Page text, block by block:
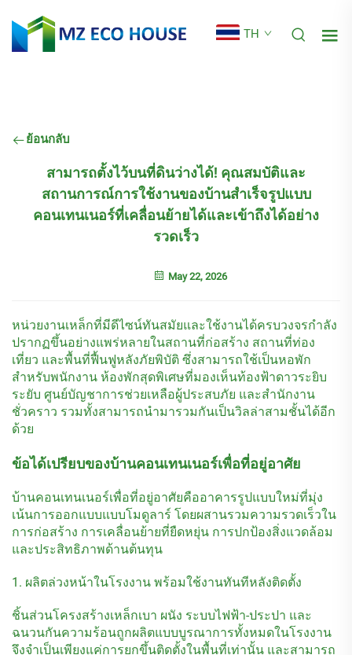
TH
ย้อนกลับ
สามารถตั้งไว้บนที่ดินว่างได้! คุณสมบัติและ
สถานการณ์การใช้งานของบ้านสำเร็จรูปแบบ
คอนเทนเนอร์ที่เคลื่อนย้ายได้และเข้าถึงได้อย่าง
รวดเร็ว
May 22, 2026
หน่วยงานเหล็กที่มีดีไซน์ทันสมัยและใช้งานได้ครบวงจรกำลัง
ปรากฏขึ้นอย่างแพร่หลายในสถานที่ก่อสร้าง สถานที่ท่อง
เที่ยว และพื้นที่ฟื้นฟูหลังภัยพิบัติ ซึ่งสามารถใช้เป็นหอพัก
สำหรับพนักงาน ห้องพักสุดพิเศษที่มองเห็นท้องฟ้าดาวระยิบ
ระยับ ศูนย์บัญชาการช่วยเหลือผู้ประสบภัย และสำนักงาน
ชั่วคราว รวมทั้งสามารถนำมารวมกันเป็นวิลล่าสามชั้นได้อีก
ด้วย
ข้อได้เปรียบของบ้านคอนเทนเนอร์เพื่อที่อยู่อาศัย
บ้านคอนเทนเนอร์เพื่อที่อยู่อาศัยคืออาคารรูปแบบใหม่ที่มุ่ง
เน้นการออกแบบแบบโมดูลาร์ โดยผสานรวมความรวดเร็วใน
การก่อสร้าง การเคลื่อนย้ายที่ยืดหยุ่น การปกป้องสิ่งแวดล้อม
และประสิทธิภาพด้านต้นทุน
1. ผลิตล่วงหน้าในโรงงาน พร้อมใช้งานทันทีหลังติดตั้ง
ชิ้นส่วนโครงสร้างเหล็กเบา ผนัง ระบบไฟฟ้า-ประปา และ
ฉนวนกันความร้อนถูกผลิตแบบบูรณาการทั้งหมดในโรงงาน
จึงจำเป็นเพียงแค่การยกขึ้นติดตั้งในพื้นที่เท่านั้น และสามารถ